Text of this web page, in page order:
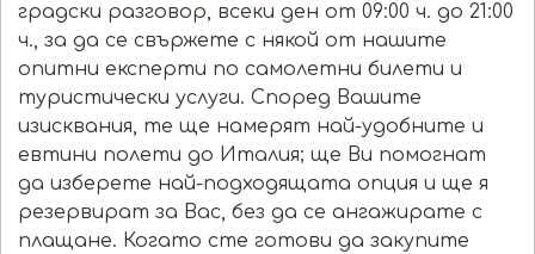
градски разговор, всеки ден от 09:00 ч. до 21:00
ч., за да се свържете с някой от нашите
опитни експерти по самолетни билети и
туристически услуги. Според Вашите
изисквания, те ще намерят най-удобните и
евтини полети до Италия; ще Ви помогнат
да изберете най-подходящата опция и ще я
резервират за Вас, без да се ангажирате с
плащане. Когато сте готови да закупите